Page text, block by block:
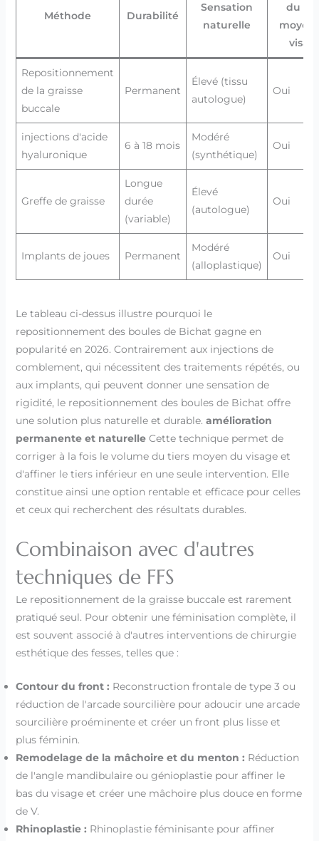
Méthode Durabilité
Sensation
naturelle
du
moyen
Repositionnement
de la graisse
buccale
Permanent
Élevé (tissu
autologue)
Oui
injections d'acide
hyaluronique
6 à 18 mois
Modéré
(synthétique)
Oui
Greffe de graisse
Longue
durée
(variable)
Élevé
(autologue)
Oui
Implants de joues Permanent
Modéré
(alloplastique)
Oui
Le tableau ci-dessus illustre pourquoi le
repositionnement des boules de Bichat gagne en
popularité en 2026. Contrairement aux injections de
comblement, qui nécessitent des traitements répétés, ou
aux implants, qui peuvent donner une sensation de
rigidité, le repositionnement des boules de Bichat offre
une solution plus naturelle et durable. amélioration
permanente et naturelleCette technique permet de
corriger à la fois le volume du tiers moyen du visage et
d'affiner le tiers inférieur en une seule intervention. Elle
constitue ainsi une option rentable et efficace pour celles
et ceux qui recherchent des résultats durables.
Combinaison avec d'autres
techniques de FFS
Le repositionnement de la graisse buccale est rarement
pratiqué seul. Pour obtenir une féminisation complète, il
est souvent associé à d'autres interventions de chirurgie
esthétique des fesses, telles que :
Contour du front : Reconstruction frontale de type 3 ou
réduction de l'arcade sourcilière pour adoucir une arcade
sourcilière proéminente et créer un front plus lisse et
plus féminin.
Remodelage de la mâchoire et du menton : Réduction
de l'angle mandibulaire ou génioplastie pour affiner le
bas du visage et créer une mâchoire plus douce en forme
de V.
Rhinoplastie : Rhinoplastie féminisante pour affiner